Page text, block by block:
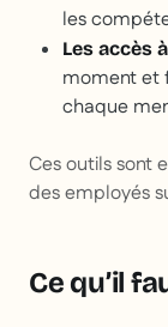
les
Les accès
moment et
chaque
Ces outils sont
des employés
Ce qu’il